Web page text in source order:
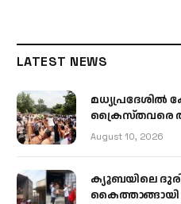
LATEST NEWS
മധ്യപ്രദേശിൽ
ക്രൈസ്തവരെ
August 10, 2026
ക്യൂബയിലെ
കൈത്താങ്ങായി